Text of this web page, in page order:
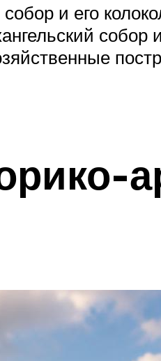
собор и его